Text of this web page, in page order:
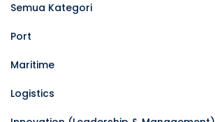
Semua Kategori
Port
Maritime
Logistics